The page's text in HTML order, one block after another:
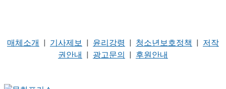
매체소개 | 기사제보 | 윤리강령 | 청소년보호정책 | 저작
권안내 | 광고문의 | 후원안내